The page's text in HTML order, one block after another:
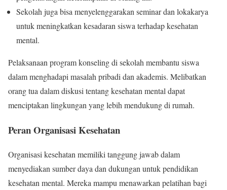
Sekolah juga bisa menyelenggarakan seminar dan lokakarya
untuk meningkatkan kesadaran siswa terhadap kesehatan
mental.
Pelaksanaan program konseling di sekolah membantu siswa
dalam menghadapi masalah pribadi dan akademis. Melibatkan
orang tua dalam diskusi tentang kesehatan mental dapat
menciptakan lingkungan yang lebih mendukung di rumah.
Peran Organisasi Kesehatan
Organisasi kesehatan memiliki tanggung jawab dalam
menyediakan sumber daya dan dukungan untuk pendidikan
kesehatan mental. Mereka mampu menawarkan pelatihan bagi